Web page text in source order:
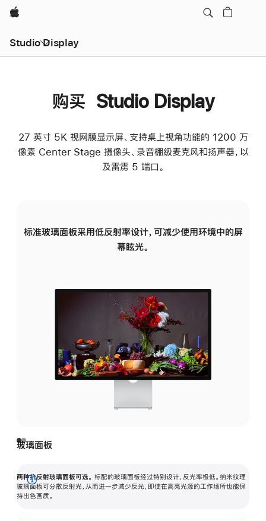
Apple
Studio Display
购买 Studio Display
27 英寸 5K 视网膜显示屏、支持桌上视角功能的 1200 万
像素 Center Stage 摄像头、录音棚级麦克风和扬声器，以
及雷雳 5 端口。
标准玻璃面板采用低反射率设计，可减少使用环境中的屏
幕眩光。
玻璃面板
两种抗反射玻璃面板可选。 标配的玻璃面板经过特别设计，反光率极低。纳米纹理
玻璃面板可分散反射光，从而进一步减少反光，即使在高亮光源的工作场所也能保
持出色画质。
展
开